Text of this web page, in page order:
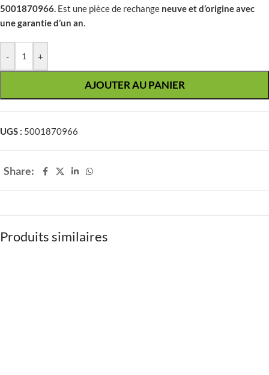
5001870966. Est une pièce de rechange neuve et d’origine avec
une garantie d’un an.
- +
AJOUTER AU PANIER
UGS : 5001870966
Share:
Produits similaires